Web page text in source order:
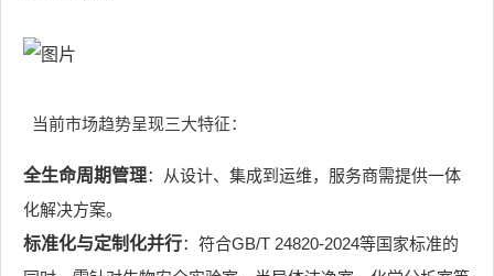
当前市场趋势呈现三大特征：
全生命周期管理：从设计、集成到运维，服务商需提供一体
化解决方案。
标准化与定制化并行：符合GB/T 24820-2024等国家标准的